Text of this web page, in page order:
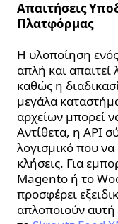
Απαιτήσεις
Πλατφόρμας
Η υλοποίηση
απλή και απαιτεί
καθώς η
μεγάλα
αρχείων μπορεί
Αντίθετα, η API
λογισμικό που να
κλήσεις. Για
Magento ή το
προσφέρει
απλοποιούν αυτή